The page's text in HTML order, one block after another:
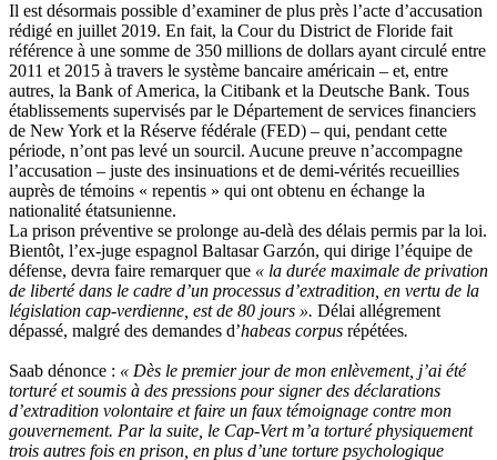
Il est désormais possible d’examiner de plus près l’acte d’accusation
rédigé en juillet 2019. En fait, la Cour du District de Floride fait
référence à une somme de 350 millions de dollars ayant circulé entre
2011 et 2015 à travers le système bancaire américain – et, entre
autres, la Bank of America, la Citibank et la Deutsche Bank. Tous
établissements supervisés par le Département de services financiers
de New York et la Réserve fédérale (FED) – qui, pendant cette
période, n’ont pas levé un sourcil. Aucune preuve n’accompagne
l’accusation – juste des insinuations et de demi-vérités recueillies
auprès de témoins « repentis » qui ont obtenu en échange la
nationalité étatsunienne.
La prison préventive se prolonge au-delà des délais permis par la loi.
Bientôt, l’ex-juge espagnol Baltasar Garzón, qui dirige l’équipe de
défense, devra faire remarquer que « la durée maximale de privation
de liberté dans le cadre d’un processus d’extradition, en vertu de la
législation cap-verdienne, est de 80 jours ». Délai allégrement
dépassé, malgré des demandes d’habeas corpus répétées.
Saab dénonce : « Dès le premier jour de mon enlèvement, j’ai été
torturé et soumis à des pressions pour signer des déclarations
d’extradition volontaire et faire un faux témoignage contre mon
gouvernement. Par la suite, le Cap-Vert m’a torturé physiquement
trois autres fois en prison, en plus d’une torture psychologique